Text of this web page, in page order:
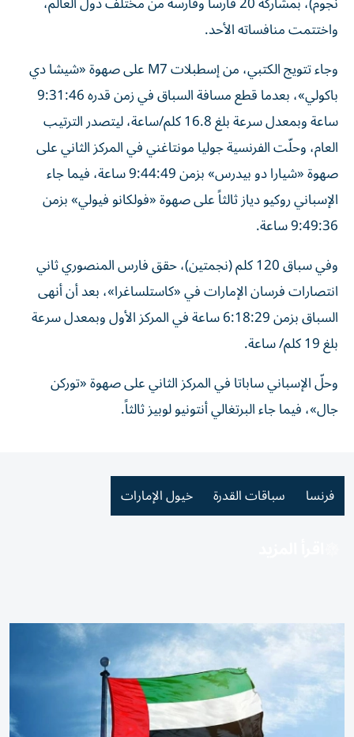
واختتمت منافساته الأحد.
وجاء تتويج الكتبي، من إسطبلات M7 على صهوة «شيشا دي
باكولي»، بعدما قطع مسافة السباق في زمن قدره 9:31:46
ساعة وبمعدل سرعة بلغ 16.8 كلم/ساعة، ليتصدر الترتيب
العام، وحلّت الفرنسية جوليا مونتاغني في المركز الثاني على
صهوة «شيارا دو بيدرس» بزمن 9:44:49 ساعة، فيما جاء
الإسباني روكيو دياز ثالثاً على صهوة «فولكانو فيولي» بزمن
9:49:36 ساعة.
وفي سباق 120 كلم (نجمتين)، حقق فارس المنصوري ثاني
انتصارات فرسان الإمارات في «كاستلساغرا»، بعد أن أنهى
السباق بزمن 6:18:29 ساعة في المركز الأول وبمعدل سرعة
بلغ 19 كلم/ ساعة.
وحلّ الإسباني ساباتا في المركز الثاني على صهوة «توركن
جال»، فيما جاء البرتغالي أنتونيو لوبيز ثالثاً.
فرنسا سباقات القدرة خيول الإمارات